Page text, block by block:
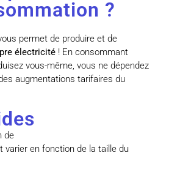
?
permet de produire et de
électricité ! En consommant
vous-même, vous ne dépendez
augmentations tarifaires du
de
varier en fonction de la taille du